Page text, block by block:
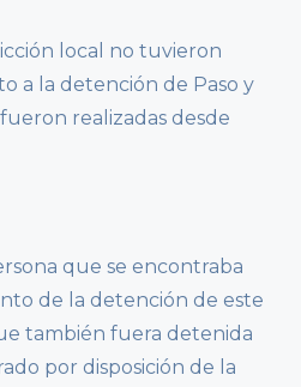
local no tuvieron
a la detención de Paso y
realizadas desde
que se encontraba
de la detención de este
también fuera detenida
por disposición de la